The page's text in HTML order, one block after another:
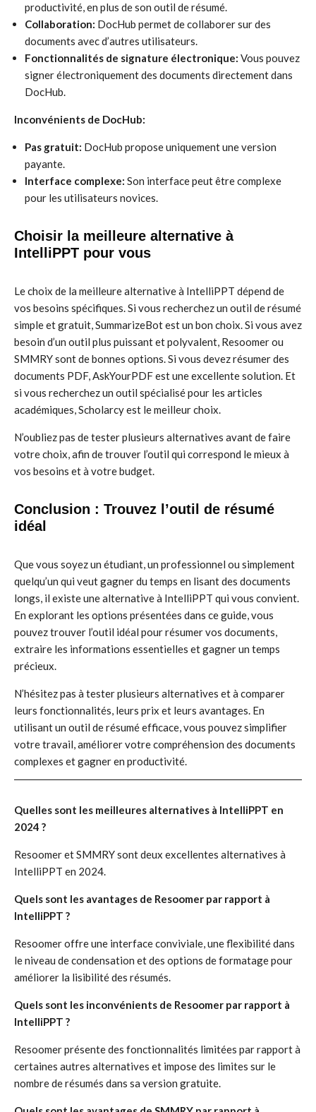
productivité, en plus de son outil de résumé.
Collaboration: DocHub permet de collaborer sur des
documents avec d’autres utilisateurs.
Fonctionnalités de signature électronique: Vous pouvez
signer électroniquement des documents directement dans
DocHub.
Inconvénients de DocHub:
Pas gratuit: DocHub propose uniquement une version
payante.
Interface complexe: Son interface peut être complexe
pour les utilisateurs novices.
Choisir la meilleure alternative à
IntelliPPT pour vous
Le choix de la meilleure alternative à IntelliPPT dépend de
vos besoins spécifiques. Si vous recherchez un outil de résumé
simple et gratuit, SummarizeBot est un bon choix. Si vous avez
besoin d’un outil plus puissant et polyvalent, Resoomer ou
SMMRY sont de bonnes options. Si vous devez résumer des
documents PDF, AskYourPDF est une excellente solution. Et
si vous recherchez un outil spécialisé pour les articles
académiques, Scholarcy est le meilleur choix.
N’oubliez pas de tester plusieurs alternatives avant de faire
votre choix, afin de trouver l’outil qui correspond le mieux à
vos besoins et à votre budget.
Conclusion : Trouvez l’outil de résumé
idéal
Que vous soyez un étudiant, un professionnel ou simplement
quelqu’un qui veut gagner du temps en lisant des documents
longs, il existe une alternative à IntelliPPT qui vous convient.
En explorant les options présentées dans ce guide, vous
pouvez trouver l’outil idéal pour résumer vos documents,
extraire les informations essentielles et gagner un temps
précieux.
N’hésitez pas à tester plusieurs alternatives et à comparer
leurs fonctionnalités, leurs prix et leurs avantages. En
utilisant un outil de résumé efficace, vous pouvez simplifier
votre travail, améliorer votre compréhension des documents
complexes et gagner en productivité.
Quelles sont les meilleures alternatives à IntelliPPT en
2024 ?
Resoomer et SMMRY sont deux excellentes alternatives à
IntelliPPT en 2024.
Quels sont les avantages de Resoomer par rapport à
IntelliPPT ?
Resoomer offre une interface conviviale, une flexibilité dans
le niveau de condensation et des options de formatage pour
améliorer la lisibilité des résumés.
Quels sont les inconvénients de Resoomer par rapport à
IntelliPPT ?
Resoomer présente des fonctionnalités limitées par rapport à
certaines autres alternatives et impose des limites sur le
nombre de résumés dans sa version gratuite.